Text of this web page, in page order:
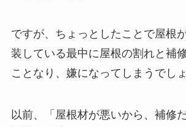
ですが、ちょっとしたことで屋根
装している最中に屋根の割れと補
ことなり、嫌になってしまうでしょ
以前、「屋根材が悪いから、補修